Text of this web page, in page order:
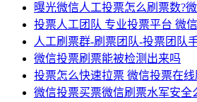
曝光微信人工投票怎么刷票数?
投票人工团队 专业投票平台 微
人工刷票群-刷票团队-投票团队
微信投票刷票能被检测出来吗
投票怎么快速拉票 微信投票在
微信投票买票微信刷票水军安全